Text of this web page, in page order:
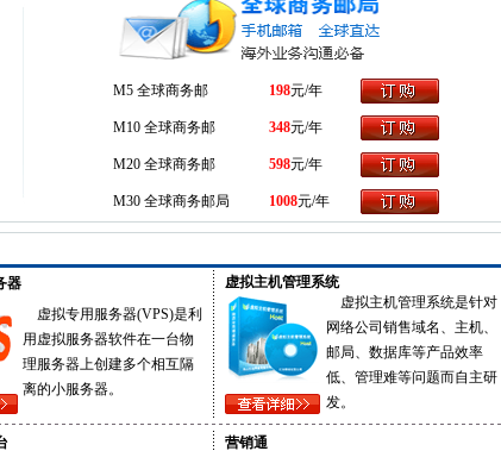
M5 全球商务邮 198元/年
M10 全球商务邮 348元/年
M20 全球商务邮 598元/年
M30 全球商务邮局 1008元/年
器
虚拟专用服务器(VPS)是利
用虚拟服务器软件在一台物
理服务器上创建多个相互隔
离的小服务器。
虚拟主机管理系统
虚拟主机管理系统是针对
网络公司销售域名、主机、
邮局、数据库等产品效率
低、管理难等问题而自主研
发。
营销通